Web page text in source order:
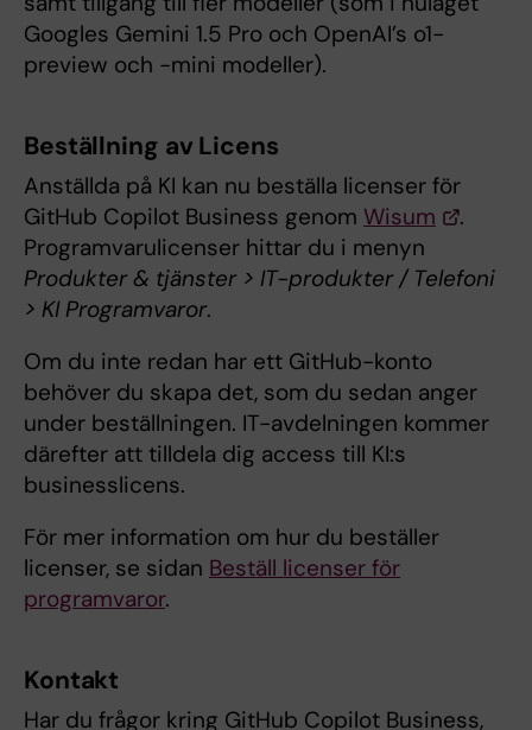
Googles Gemini 1.5 Pro och OpenAI’s o1-
preview och -mini modeller).
Beställning av Licens
Anställda på KI kan nu beställa licenser för
GitHub Copilot Business genom Wisum
.
Programvarulicenser hittar du i menyn
Produkter & tjänster > IT-produkter / Telefoni
> KI Programvaror.
Om du inte redan har ett GitHub-konto
behöver du skapa det, som du sedan anger
under beställningen. IT-avdelningen kommer
därefter att tilldela dig access till KI:s
businesslicens.
För mer information om hur du beställer
licenser, se sidan Beställ licenser för
programvaror.
Kontakt
Har du frågor kring GitHub Copilot Business,